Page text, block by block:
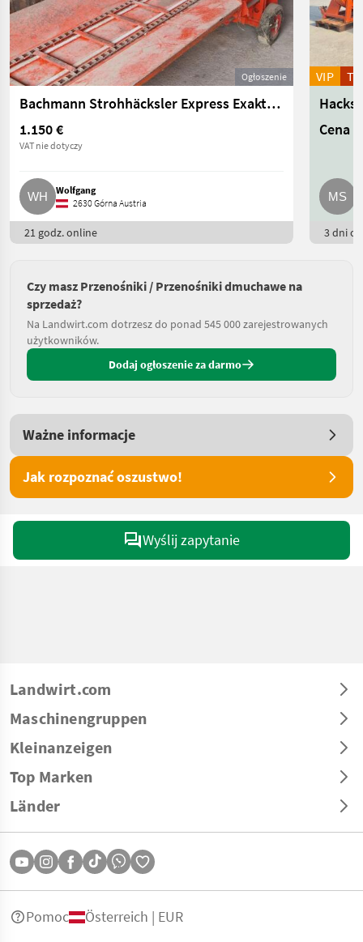
Ogłoszenie
Bachmann Strohhäcksler Express Exakt 2001
1.150 €
VAT nie dotyczy
Wolfgang
2630 Górna Austria
21 godz. online
VIP
Cena
3 dni
Czy masz Przenośniki / Przenośniki dmuchawe na
sprzedaż?
Na Landwirt.com dotrzesz do ponad 545 000 zarejestrowanych
użytkowników.
Dodaj ogłoszenie za darmo
Ważne informacje
Jak rozpoznać oszustwo!
Wyślij zapytanie
Landwirt.com
Maschinengruppen
Kleinanzeigen
Top Marken
Länder
Pomoc Österreich | EUR